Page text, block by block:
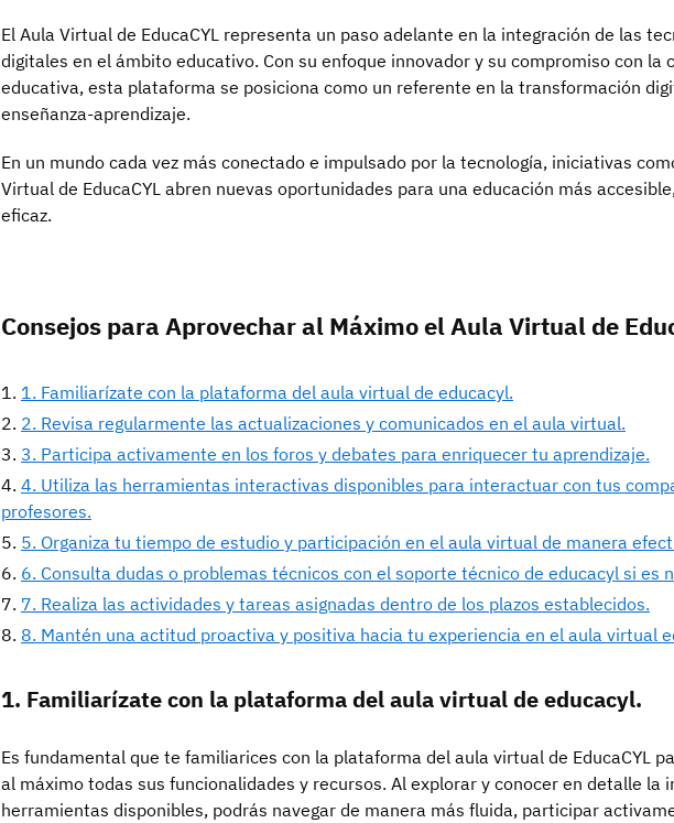
El Aula Virtual de EducaCYL representa un paso adelante en la integración de las
digitales en el ámbito educativo. Con su enfoque innovador y su compromiso con la
educativa, esta plataforma se posiciona como un referente en la transformación
enseñanza-aprendizaje.
En un mundo cada vez más conectado e impulsado por la tecnología, iniciativas
Virtual de EducaCYL abren nuevas oportunidades para una educación más
eficaz.
Consejos para Aprovechar al Máximo el Aula Virtual de
1. Familiarízate con la plataforma del aula virtual de educacyl.
2. Revisa regularmente las actualizaciones y comunicados en el aula virtual.
3. Participa activamente en los foros y debates para enriquecer tu aprendizaje.
4. Utiliza las herramientas interactivas disponibles para interactuar con tus
profesores.
5. Organiza tu tiempo de estudio y participación en el aula virtual de manera
6. Consulta dudas o problemas técnicos con el soporte técnico de educacyl si es
7. Realiza las actividades y tareas asignadas dentro de los plazos establecidos.
8. Mantén una actitud proactiva y positiva hacia tu experiencia en el aula virtual
1. Familiarízate con la plataforma del aula virtual de educacyl.
Es fundamental que te familiarices con la plataforma del aula virtual de EducaCYL
al máximo todas sus funcionalidades y recursos. Al explorar y conocer en detalle la
herramientas disponibles, podrás navegar de manera más fluida, participar